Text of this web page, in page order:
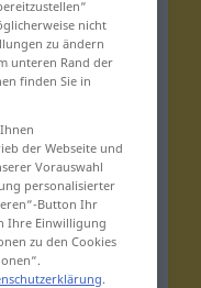
nicht
zu ändern
unteren Rand der
finden Sie in
der Webseite und
Vorauswahl
personalisierter
Button Ihr
Ihre Einwilligung
zu den Cookies
.